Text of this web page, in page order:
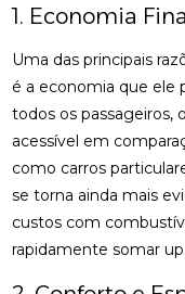
1. Economia
Uma das principais
é a economia que ele
todos os passageiros,
acessível em
como carros
se torna ainda mais
custos com
rapidamente somar up.